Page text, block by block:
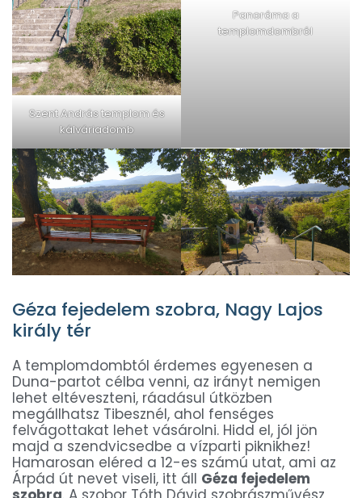
Szent András templom és
kálváriadomb
Panoráma a
templomdombról
Géza fejedelem szobra, Nagy Lajos
király tér
A templomdombtól érdemes egyenesen a
Duna-partot célba venni, az irányt nemigen
lehet eltéveszteni, ráadásul útközben
megállhatsz Tibesznél, ahol fenséges
felvágottakat lehet vásárolni. Hidd el, jól jön
majd a szendvicsedbe a vízparti piknikhez!
Hamarosan eléred a 12-es számú utat, ami az
Árpád út nevet viseli, itt áll Géza fejedelem